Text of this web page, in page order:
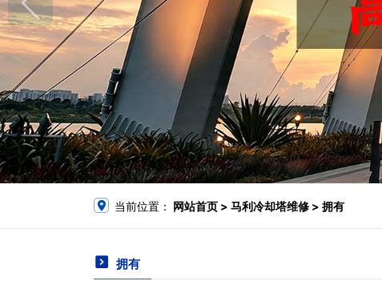
当前位置： 网站首页 > 马利冷却塔维修 > 拥有
拥有